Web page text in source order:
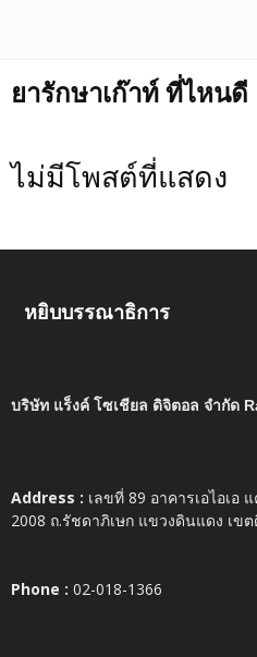
ยารักษาเก๊าท์ ที่ไหนดี
ไม่มีโพสต์ที่แสดง
หยิบบรรณาธิการ
บริษัท แร็งค์ โซเชียล ดิจิตอล จำกัด
Address : เลขที่ 89 อาคารเอไอเอ
2008 ถ.รัชดาภิเษก แขวงดินแดง เข
Phone : 02-018-1366